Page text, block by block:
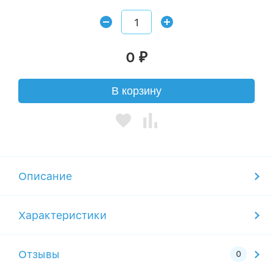
0 ₽
В корзину
Описание
Характеристики
Отзывы